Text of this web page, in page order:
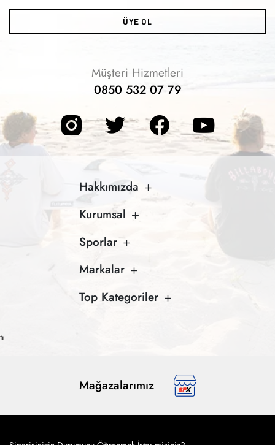
ÜYE OL
Müşteri Hizmetleri
0850 532 07 79
Hakkımızda
Kurumsal
Sporlar
Markalar
Top Kategoriler
Mağazalarımız